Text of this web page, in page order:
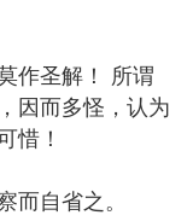
作圣解！ 所谓
因而多怪，认为
惜！
自省之。